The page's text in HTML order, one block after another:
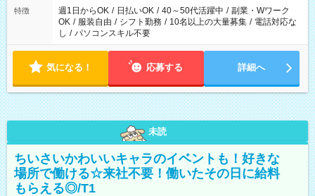
特徴 週1日からOK / 日払いOK / 40～50代活躍中 / 副業・Wワーク
OK / 服装自由 / シフト勤務 / 10名以上の大量募集 / 電話対応な
し / パソコンスキル不要
気になる！ 応募する 詳細へ
未読
ちいさいかわいいキャラのイベントも！好きな
場所で働ける☆来社不要！働いたその日に給料
もらえる◎/T1